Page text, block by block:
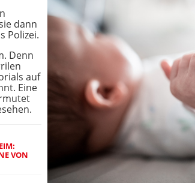
dann
Polizei.
Denn
auf
Eine
VON